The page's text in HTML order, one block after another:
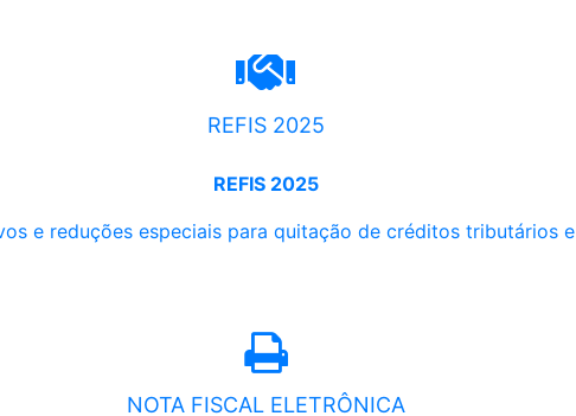
REFIS 2025
REFIS 2025
e reduções especiais para quitação de créditos tributários
NOTA FISCAL ELETRÔNICA